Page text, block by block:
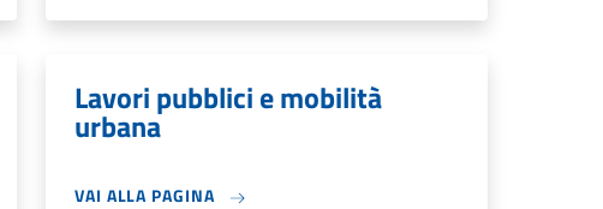
Lavori pubblici e mobilità
urbana
VAI ALLA PAGINA